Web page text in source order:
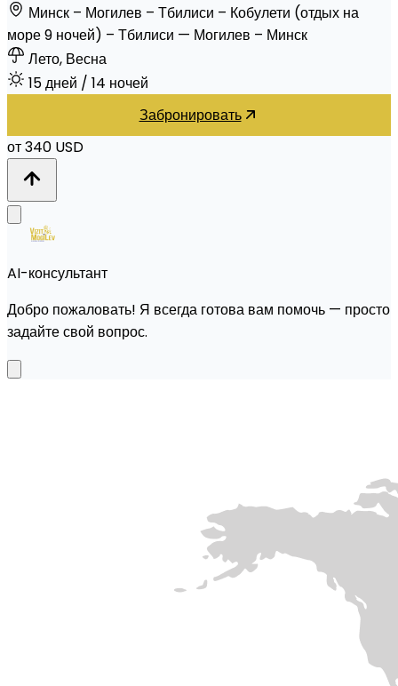
Минск – Могилев – Тбилиси – Кобулети (отдых на
море 9 ночей) – Тбилиси — Могилев – Минск
Лето, Весна
15 дней / 14 ночей
Забронировать
от 340 USD
AI-консультант
Добро пожаловать! Я всегда готова вам помочь — просто
задайте свой вопрос.